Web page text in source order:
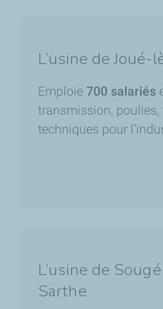
L’usine de Joué-
Emploie 700 salariés
transmission, poulies,
techniques pour
L’usine de
Sarthe